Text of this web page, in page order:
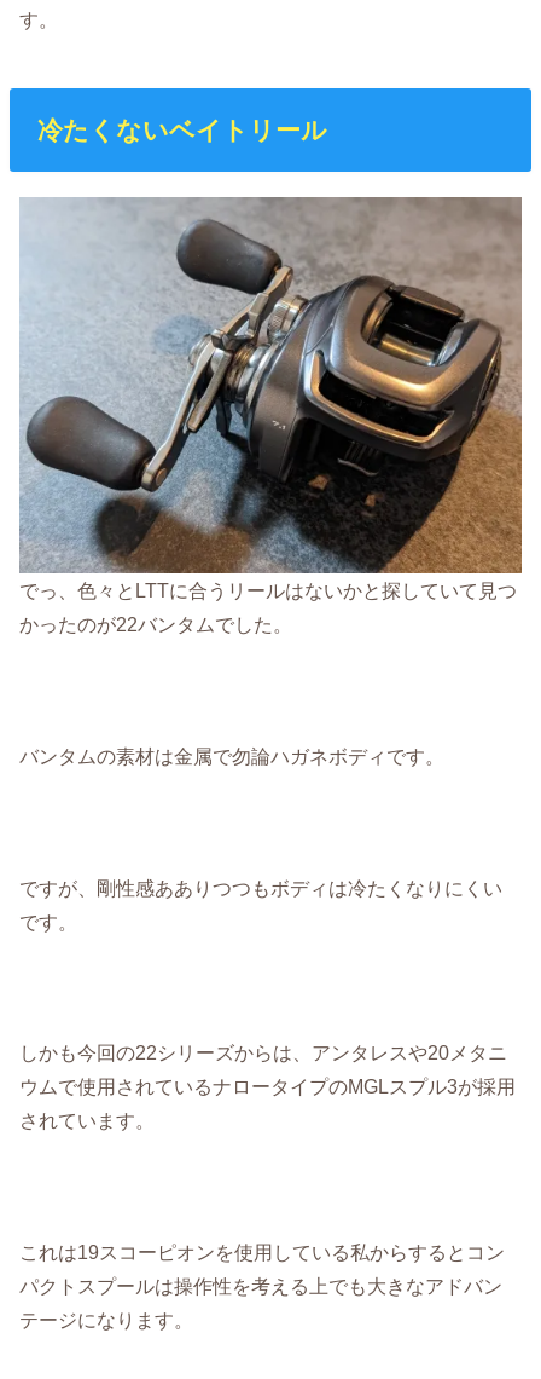
す。
冷たくないベイトリール
でっ、色々とLTTに合うリールはないかと探していて見つ
かったのが22バンタムでした。
バンタムの素材は金属で勿論ハガネボディです。
ですが、剛性感あありつつもボディは冷たくなりにくい
です。
しかも今回の22シリーズからは、アンタレスや20メタニ
ウムで使用されているナロータイプのMGLスプル3が採用
されています。
これは19スコーピオンを使用している私からするとコン
パクトスプールは操作性を考える上でも大きなアドバン
テージになります。